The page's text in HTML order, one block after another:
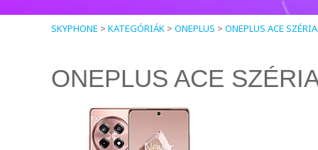
SKYPHONE > KATEGÓRIÁK > ONEPLUS > ONEPLUS ACE SZÉRIA
ONEPLUS ACE